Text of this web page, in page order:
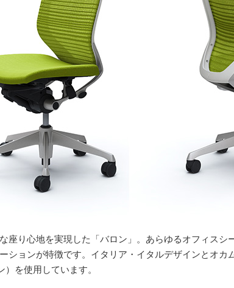
座り心地を実現した「バロン」。あらゆるオフィスシ
ションが特徴です。イタリア・イタルデザインとオカ
を使用しています。